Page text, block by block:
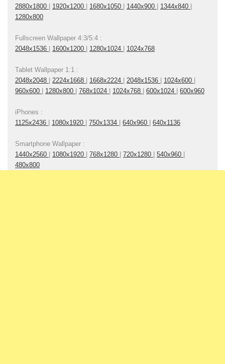
2880x1800 | 1920x1200 | 1680x1050 | 1440x900 | 1344x840 |
1280x800
Fullscreen Wallpaper 4:3/5:4 :
2048x1536 | 1600x1200 | 1280x1024 | 1024x768
Tablet Wallpaper 1:1 :
2048x2048 | 2224x1668 | 1668x2224 | 2048x1536 | 1024x600 |
960x600 | 1280x800 | 768x1024 | 1024x768 | 600x1024 | 600x960
iPhones :
1125x2436 | 1080x1920 | 750x1334 | 640x960 | 640x1136
Smartphone Wallpaper :
1440x2560 | 1080x1920 | 768x1280 | 720x1280 | 540x960 |
480x800